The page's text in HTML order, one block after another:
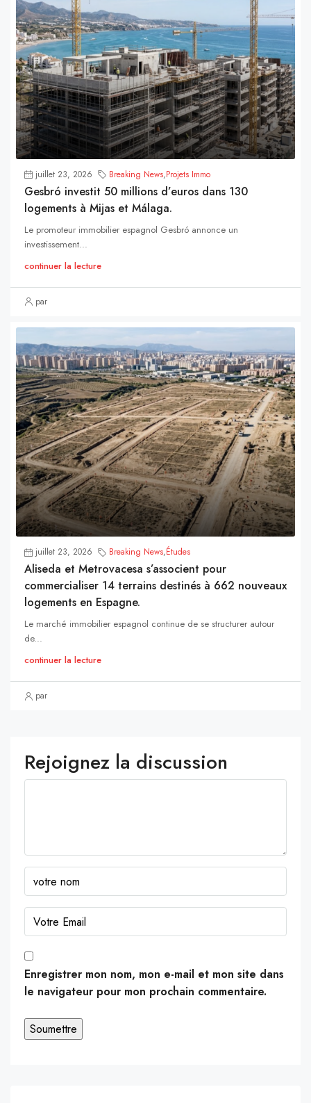
juillet 23, 2026 Breaking News,Projets Immo
Gesbró investit 50 millions d’euros dans 130
logements à Mijas et Málaga.
Le promoteur immobilier espagnol Gesbró annonce un
investissement...
continuer la lecture
par
juillet 23, 2026 Breaking News,Études
Aliseda et Metrovacesa s’associent pour
commercialiser 14 terrains destinés à 662 nouveaux
logements en Espagne.
Le marché immobilier espagnol continue de se structurer autour
de...
continuer la lecture
par
Rejoignez la discussion
Enregistrer mon nom, mon e-mail et mon site dans
le navigateur pour mon prochain commentaire.